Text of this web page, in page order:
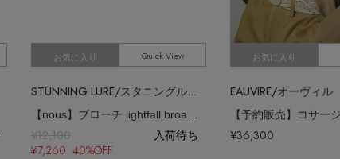
お気に入り Quick View
STUNNING LURE/スタニングルアー
¥12,100
入荷待ち
¥7,260 40%OFF
お気に入り
EAUVIRE/オーヴィル
¥36,300